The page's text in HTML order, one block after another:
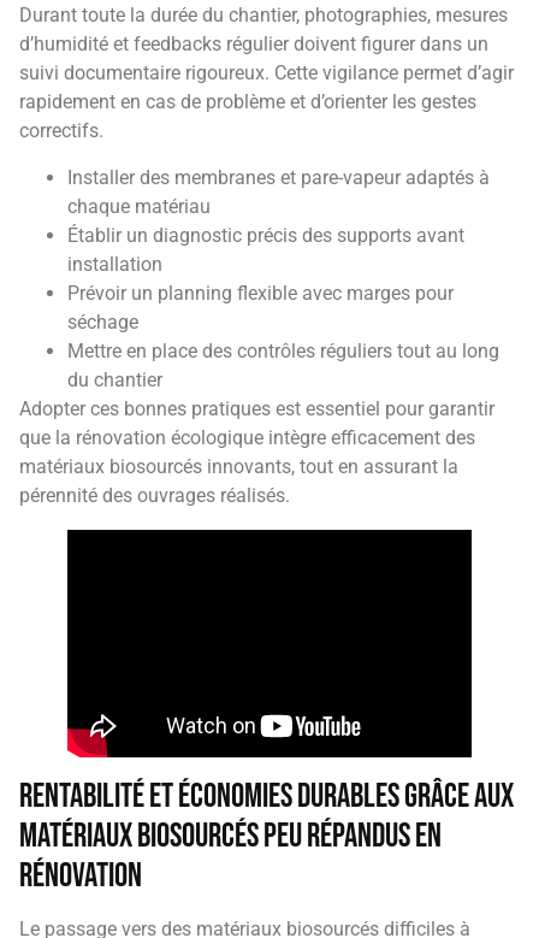
Durant toute la durée du chantier, photographies, mesures
d’humidité et feedbacks régulier doivent figurer dans un
suivi documentaire rigoureux. Cette vigilance permet d’agir
rapidement en cas de problème et d’orienter les gestes
correctifs.
Installer des membranes et pare-vapeur adaptés à
chaque matériau
Établir un diagnostic précis des supports avant
installation
Prévoir un planning flexible avec marges pour
séchage
Mettre en place des contrôles réguliers tout au long
du chantier
Adopter ces bonnes pratiques est essentiel pour garantir
que la rénovation écologique intègre efficacement des
matériaux biosourcés innovants, tout en assurant la
pérennité des ouvrages réalisés.
Rentabilité et économies durables grâce aux
matériaux biosourcés peu répandus en
rénovation
Le passage vers des matériaux biosourcés difficiles à